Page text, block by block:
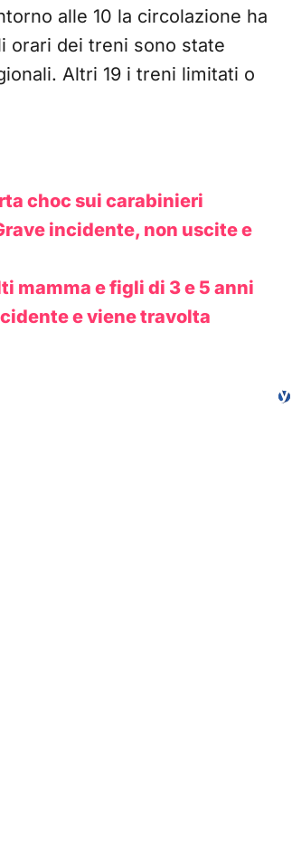
alle 10 la circolazione ha
orari dei treni sono state
Altri 19 i treni limitati o
choc sui carabinieri
incidente, non uscite e
mamma e figli di 3 e 5 anni
e viene travolta